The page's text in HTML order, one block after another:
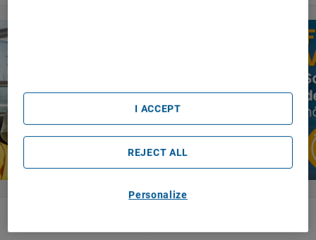
Personalize
REJECT ALL
I ACCEPT